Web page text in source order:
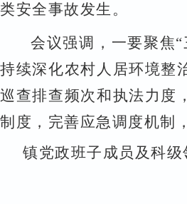
类安全事故发生。
会议强调，一要聚焦“
持续深化农村人居环境整
巡查排查频次和执法力度
制度，完善应急调度机制
镇党政班子成员及科级